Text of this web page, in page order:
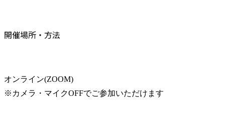
開催場所・方法
オンライン(ZOOM)
※カメラ・マイクOFFでご参加いただけます